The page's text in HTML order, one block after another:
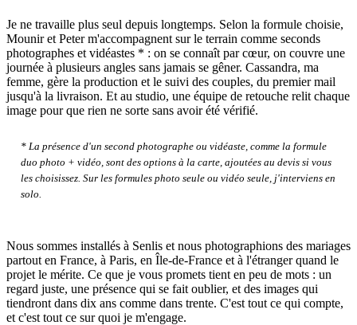
Je ne travaille plus seul depuis longtemps. Selon la formule choisie,
Mounir et Peter m'accompagnent sur le terrain comme seconds
photographes et vidéastes * : on se connaît par cœur, on couvre une
journée à plusieurs angles sans jamais se gêner. Cassandra, ma
femme, gère la production et le suivi des couples, du premier mail
jusqu'à la livraison. Et au studio, une équipe de retouche relit chaque
image pour que rien ne sorte sans avoir été vérifié.
* La présence d'un second photographe ou vidéaste, comme la formule
duo photo + vidéo, sont des options à la carte, ajoutées au devis si vous
les choisissez. Sur les formules photo seule ou vidéo seule, j'interviens en
solo.
Nous sommes installés à Senlis et nous photographions des mariages
partout en France, à Paris, en Île-de-France et à l'étranger quand le
projet le mérite. Ce que je vous promets tient en peu de mots : un
regard juste, une présence qui se fait oublier, et des images qui
tiendront dans dix ans comme dans trente. C'est tout ce qui compte,
et c'est tout ce sur quoi je m'engage.